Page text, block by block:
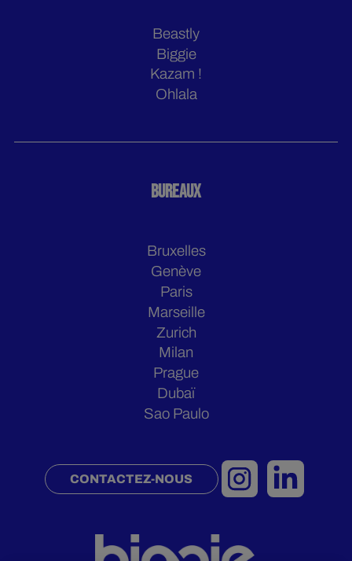
Beastly
Biggie
Kazam !
Ohlala
BUREAUX
Bruxelles
Genève
Paris
Marseille
Zurich
Milan
Prague
Dubaï
Sao Paulo
CONTACTEZ-NOUS